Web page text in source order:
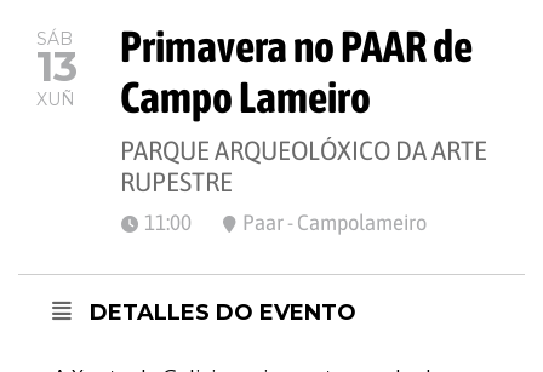
SÁB
13
XUÑ
Primavera no PAAR de
Campo Lameiro
PARQUE ARQUEOLÓXICO DA ARTE
RUPESTRE
11:00 Paar - Campolameiro
DETALLES DO EVENTO